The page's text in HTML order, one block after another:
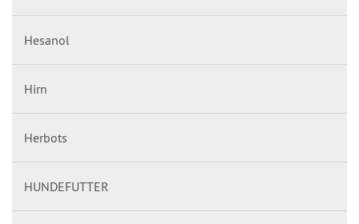
Hesanol
Hirn
Herbots
HUNDEFUTTER